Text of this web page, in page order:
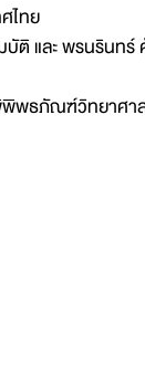
ไทย
ติ และ พรนรินทร์
ธภัณฑ์วิทยาศา